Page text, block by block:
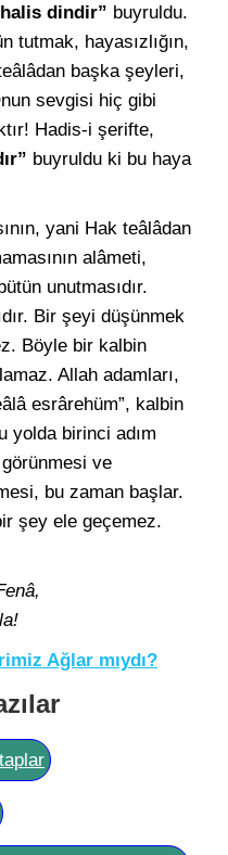
dindir” buyruldu.
tutmak, hayasızlığın,
başka şeyleri,
sevgisi hiç gibi
Hadis-i şerifte,
buyruldu ki bu haya
yani Hak teâlâdan
alâmeti,
unutmasıdır.
Bir şeyi düşünmek
Böyle bir kalbin
Allah adamları,
esrârehüm”, kalbin
yolda birinci adım
ve
bu zaman başlar.
şey ele geçemez.
Ağlar mıydı?